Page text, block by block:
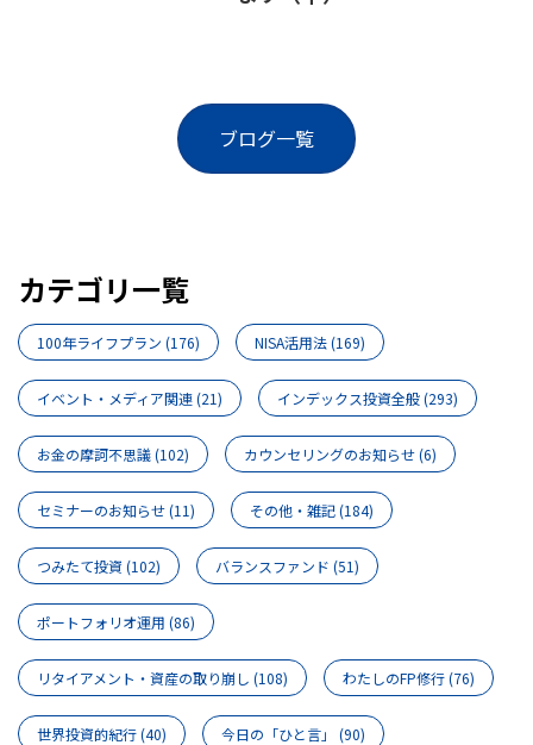
ブログ一覧
カテゴリ一覧
100年ライフプラン (176) NISA活用法(169)
イベント・メディア関連(21) インデックス投資全般(293)
お金の摩訶不思議(102) カウンセリングのお知らせ(6)
セミナーのお知らせ(11) その他・雑記(184)
つみたて投資(102) バランスファンド (51)
ポートフォリオ運用 (86)
リタイアメント・資産の取り崩し (108) わたしのFP修行(76)
世界投資的紀行(40) 今日の「ひと言」 (90)